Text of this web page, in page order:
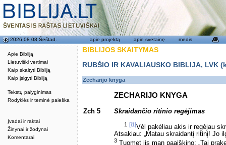
Apie Bibliją
Lietuviški vertimai
Kaip skaityti Bibliją
Kaip įsigyti Bibliją
Tekstų palyginimas
Rodyklės ir teminė paieška
Įvadai ir raktai
Žinynai ir žodynai
Komentarai
2026 08 08 Šeštad. apie projektą apie svetainę medis
BIBLIJOS SKAITYMAS
RUBŠIO IR KAVALIAUSKO BIBLIJA,
Zecharijo knyga
ZECHARIJO KNYGA
Zch 5 Skraidančio ritinio regėjimas
1 [i1]Vėl pakėliau akis ir regėjau
Atsakiau: „Matau skraidantį ritinį! Jo
3 Tuomet jis man paaiškino: „Tai